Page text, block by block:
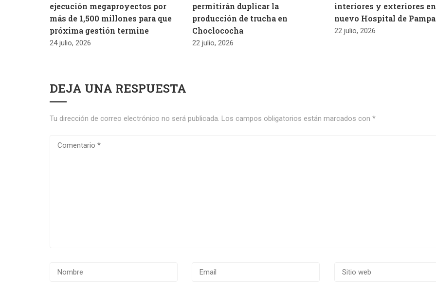
ejecución megaproyectos por
más de 1,500 millones para que
próxima gestión termine
24 julio, 2026
permitirán duplicar la
producción de trucha en
Choclococha
22 julio, 2026
interiores y exteriores en
nuevo Hospital de
22 julio, 2026
DEJA UNA RESPUESTA
Tu dirección de correo electrónico no será publicada. Los campos obligatorios están marcados con *